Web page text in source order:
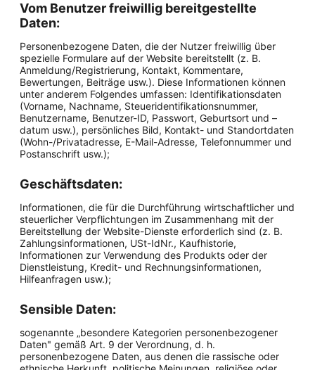
Vom Benutzer freiwillig bereitgestellte
Daten:
Personenbezogene Daten, die der Nutzer freiwillig über
spezielle Formulare auf der Website bereitstellt (z. B.
Anmeldung/Registrierung, Kontakt, Kommentare,
Bewertungen, Beiträge usw.). Diese Informationen können
unter anderem Folgendes umfassen: Identifikationsdaten
(Vorname, Nachname, Steueridentifikationsnummer,
Benutzername, Benutzer-ID, Passwort, Geburtsort und –
datum usw.), persönliches Bild, Kontakt- und Standortdaten
(Wohn-/Privatadresse, E-Mail-Adresse, Telefonnummer und
Postanschrift usw.);
Geschäftsdaten:
Informationen, die für die Durchführung wirtschaftlicher und
steuerlicher Verpflichtungen im Zusammenhang mit der
Bereitstellung der Website-Dienste erforderlich sind (z. B.
Zahlungsinformationen, USt-IdNr., Kaufhistorie,
Informationen zur Verwendung des Produkts oder der
Dienstleistung, Kredit- und Rechnungsinformationen,
Hilfeanfragen usw.);
Sensible Daten:
sogenannte „besondere Kategorien personenbezogener
Daten" gemäß Art. 9 der Verordnung, d. h.
personenbezogene Daten, aus denen die rassische oder